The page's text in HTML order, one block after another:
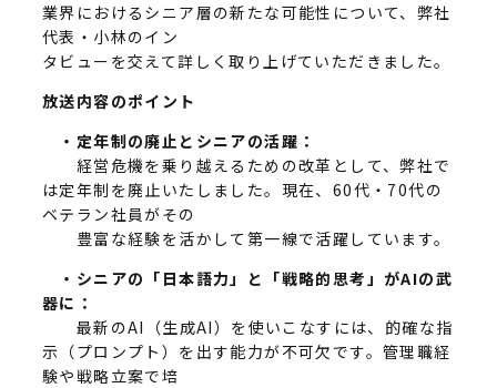
業界におけるシニア層の新たな可能性について、弊社
代表・小林のイン
タビューを交えて詳しく取り上げていただきました。
放送内容のポイント
・定年制の廃止とシニアの活躍：
経営危機を乗り越えるための改革として、弊社で
は定年制を廃止いたしました。現在、60代・70代の
ベテラン社員がその
豊富な経験を活かして第一線で活躍しています。
・シニアの「日本語力」と「戦略的思考」がAIの武
器に：
最新のAI（生成AI）を使いこなすには、的確な指
示（プロンプト）を出す能力が不可欠です。管理職経
験や戦略立案で培